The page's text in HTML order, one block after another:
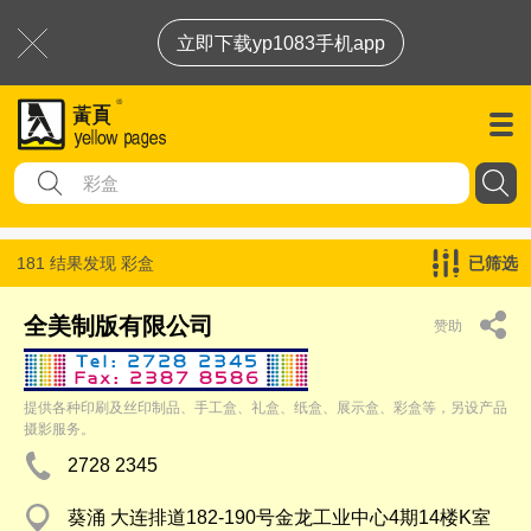
立即下载yp1083手机app
181 结果发现 彩盒 已筛选
全美制版有限公司 赞助
提供各种印刷及丝印制品、手工盒、礼盒、纸盒、展示盒、彩盒等，另设产品
摄影服务。
2728 2345
葵涌 大连排道182-190号金龙工业中心4期14楼K室